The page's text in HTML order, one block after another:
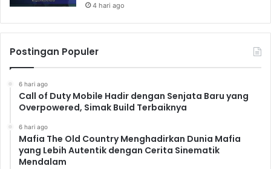
4 hari ago
Postingan Populer
6 hari ago
Call of Duty Mobile Hadir dengan Senjata Baru yang
Overpowered, Simak Build Terbaiknya
6 hari ago
Mafia The Old Country Menghadirkan Dunia Mafia
yang Lebih Autentik dengan Cerita Sinematik
Mendalam